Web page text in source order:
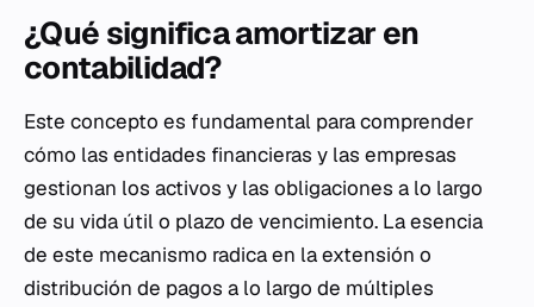
¿Qué significa amortizar en
contabilidad?
Este concepto es fundamental para comprender
cómo las entidades financieras y las empresas
gestionan los activos y las obligaciones a lo largo
de su vida útil o plazo de vencimiento. La esencia
de este mecanismo radica en la extensión o
distribución de pagos a lo largo de múltiples